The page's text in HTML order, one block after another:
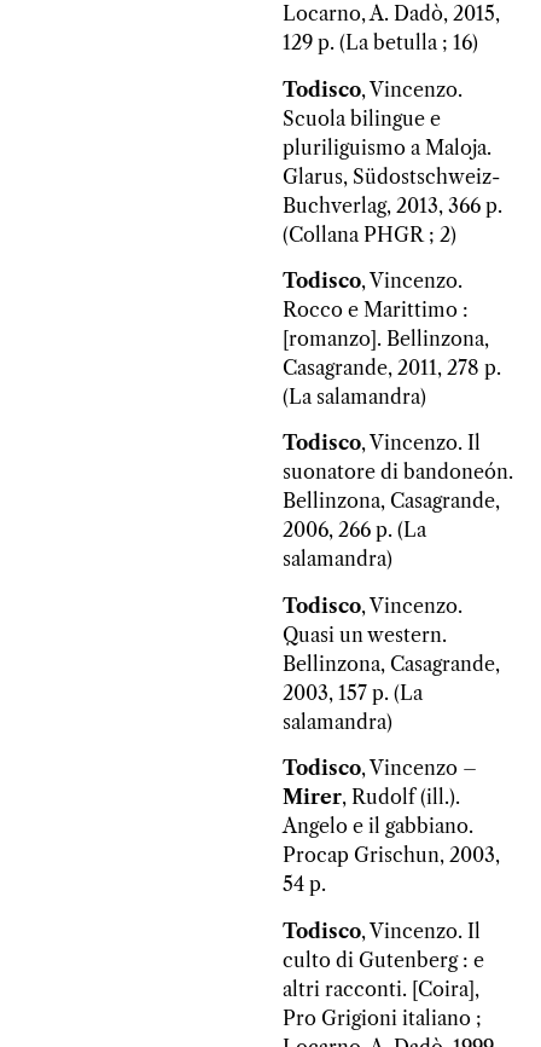
Locarno, A. Dadò, 2015,
129 p. (La betulla ; 16)
Todisco, Vincenzo.
Scuola bilingue e
pluriliguismo a Maloja.
Glarus, Südostschweiz-
Buchverlag, 2013, 366 p.
(Collana PHGR ; 2)
Todisco, Vincenzo.
Rocco e Marittimo :
[romanzo]. Bellinzona,
Casagrande, 2011, 278 p.
(La salamandra)
Todisco, Vincenzo. Il
suonatore di bandoneón.
Bellinzona, Casagrande,
2006, 266 p. (La
salamandra)
Todisco, Vincenzo.
Quasi un western.
Bellinzona, Casagrande,
2003, 157 p. (La
salamandra)
Todisco, Vincenzo –
Mirer, Rudolf (ill.).
Angelo e il gabbiano.
Procap Grischun, 2003,
54 p.
Todisco, Vincenzo. Il
culto di Gutenberg : e
altri racconti. [Coira],
Pro Grigioni italiano ;